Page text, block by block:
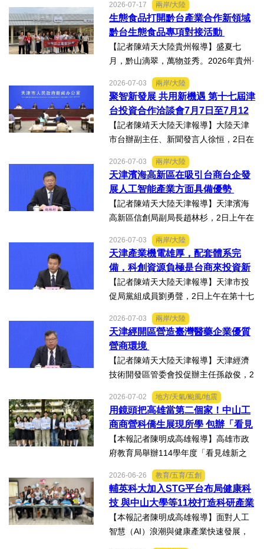
作懇談會黔台大數據與人工智能產業對
接會上表示，召開黔台大數據與人工智
能產業對接會，旨在搭建兩...
2026-07-17 兩岸/大陸
生態食品打開黔台產業合作新領域
黔台生態食品專項對接活動
【記者陳靖天大陸貴州報導】盛夏七
月，黔山滴翠，萬物並秀。2026年貴州·
品專項對接活動」於7月13日至16日舉
行。近30名台商代表跨海而來，踏訪貴
州生態食品產業一線，...
2026-07-03 兩岸/大陸
聚智新發展 共用新機遇 第十七屆津
台投資合作洽談會7月7日至7月12
日在天津舉辦
【記者陳靖天大陸天津報導】大陸天津
市台辦副主任、新聞發言人徐恒，2日在
會上表示，津台投資合作洽談會，從200
8年至今已成功舉辦16屆，津台會已成為
兩岸重要的經貿交流合...
2026-07-03 兩岸/大陸
天津濱海高新區在吸引台商台企發
展人工智能產業方面具備優勢
【記者陳靖天大陸天津報導】天津濱海
高新區信創局副局長趙林杉，2日上午在
會上，針對吸引臺商臺企來津發展人工
智能產業方面具備優勢表示，高新區作
為國家自主創新示範區，也...
2026-07-03 兩岸/大陸
天津產業機電雄厚，配套體系完
備，科創資源負極是台商來投資新
業的理想沃土
【記者陳靖天大陸天津報導】天津市投
促局黨組成員劉勇聲，2日上午在第十七
答記者提問關於天津在產業發展方面有
哪些突出優勢，目前台資企業在天津的
融合情況，未來還有哪些...
2026-07-03 兩岸/大陸
天津經開區營造臺灣醫藥企業優質
營商環境
【記者陳靖天大陸天津報導】天津經濟
技術開發區管委會投促辦主任孫啟俊，2
新聞發佈會上，說明天津市作為北方生
物醫藥產業高地，天津經開區能為臺灣
醫藥大健康行業的創業者和...
2026-07-02 地方/天氣/颱風/地震
用鏡頭把高雄當第二個家！中山工
商商營科僑生展現所學 包辦「看見
雄新之光」創意短片前三名
【本報記者陳明成高雄報導】高雄市政
府教育局舉辦114學年度「看見雄新之
科建教僑生專班學生囊括高中職組前三
名。李昱平校長表示，來自泰國、印尼
及越南僑生，以異國的獨特視...
2026-06-26 教育/五育/五創
輔英科大加入STG平台布局健康科
技 與中山大學等11校打造科研產業
生態圈
【本報記者陳明成高雄報導】面對人工
智慧（AI）浪潮與健康產業快速發展，